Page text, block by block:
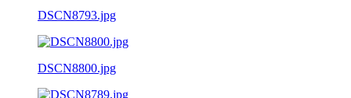
DSCN8793.jpg
DSCN8800.jpg